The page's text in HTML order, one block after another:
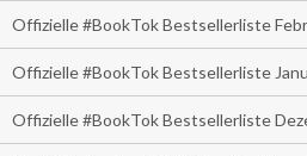
Offizielle #BookTok Bestsellerliste
Offizielle #BookTok Bestsellerliste
Offizielle #BookTok Bestsellerliste